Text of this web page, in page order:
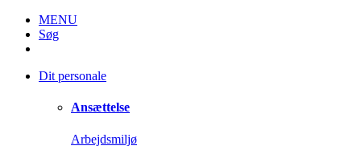
MENU
Søg
Dit personale
Ansættelse
Arbejdsmiljø